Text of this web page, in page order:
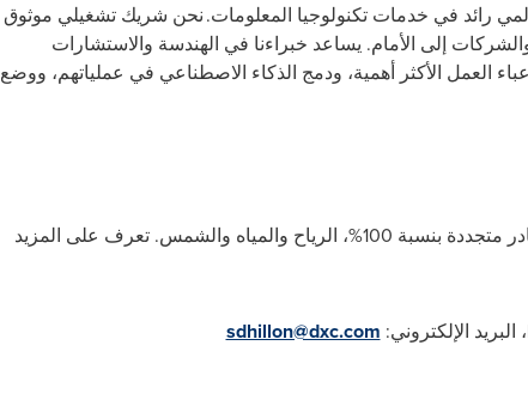
رائد في خدمات تكنولوجيا المعلومات. نحن شريك تشغيلي موثوق
إلى الأمام. يساعد خبراءنا في الهندسة والاستشارات
العمل الأكثر أهمية، ودمج الذكاء الاصطناعي في عملياتهم، ووضع
هي شركة طاقة نيوزيلندية تقوم بتوليد الكهرباء من خلال مصادر متجددة بنسبة 100%، الرياح والمياه والشمس. تعرف على المزيد
، البريد الإلكتروني: sdhillon@dxc.com